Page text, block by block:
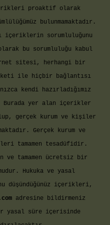
proaktif olarak
bulunmamaktadır.
içeriklerin sorumluluğunu
bu sorumluluğu kabul
sitesi, herhangi bir
ile hiçbir bağlantısı
kendi hazırladığımız
Burada yer alan içerikler
gerçek kurum ve kişiler
Gerçek kurum ve
tamamen tesadüfidir.
ve tamamen ücretsiz bir
Hukuka ve yasal
düşündüğünüz içerikleri,
adresine bildirmeniz
süre içerisinde